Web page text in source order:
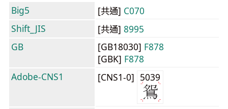
Big5 [共通] C070
Shift_JIS
[共通] 8995
GB
[GB18030] F878
[GBK] F878
Adobe-CNS1
[CNS1-0] 5039